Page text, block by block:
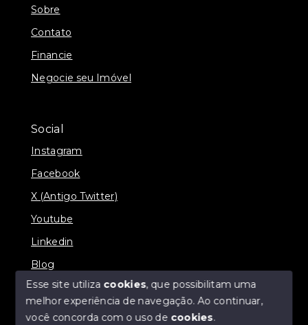
Sobre
Contato
Financie
Negocie seu Imóvel
Social
Instagram
Facebook
X (Antigo Twitter)
Youtube
Linkedin
Blog
© Copyright 2026 - Imobiliária SÃO VICENTE
Esse site utiliza cookies, que possibilitam uma
melhor experiência de navegação.Ao continuar,
você concorda com o uso de cookies.